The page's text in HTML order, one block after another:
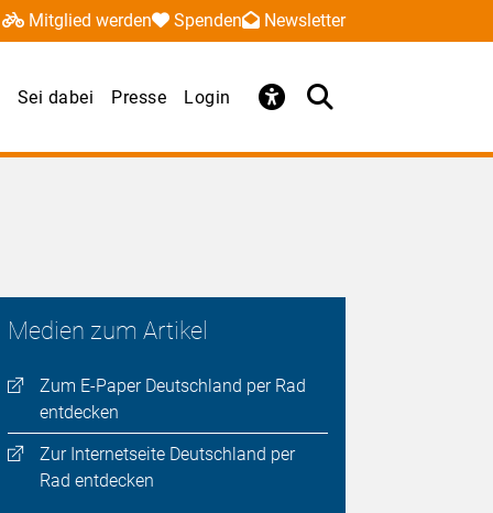
Mitglied werden Spenden Newsletter
Sei dabei Presse Login
Medien zum Artikel
Zum E-Paper Deutschland per Rad
entdecken
Zur Internetseite Deutschland per
Rad entdecken